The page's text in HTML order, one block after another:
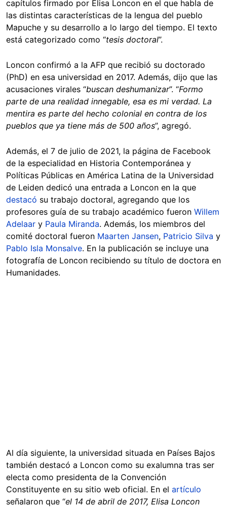
capítulos firmado por Elisa Loncon en el que habla de
las distintas características de la lengua del pueblo
Mapuche y su desarrollo a lo largo del tiempo. El texto
está categorizado como “tesis doctoral”.
Loncon confirmó a la AFP que recibió su doctorado
(PhD) en esa universidad en 2017. Además, dijo que las
acusaciones virales “buscan deshumanizar”. “Formo
parte de una realidad innegable, esa es mi verdad. La
mentira es parte del hecho colonial en contra de los
pueblos que ya tiene más de 500 años”, agregó.
Además, el 7 de julio de 2021, la página de Facebook
de la especialidad en Historia Contemporánea y
Políticas Públicas en América Latina de la Universidad
de Leiden dedicó una entrada a Loncon en la que
destacó su trabajo doctoral, agregando que los
profesores guía de su trabajo académico fueron Willem
Adelaar y Paula Miranda. Además, los miembros del
comité doctoral fueron Maarten Jansen, Patricio Silva y
Pablo Isla Monsalve. En la publicación se incluye una
fotografía de Loncon recibiendo su título de doctora en
Humanidades.
Al día siguiente, la universidad situada en Países Bajos
también destacó a Loncon como su exalumna tras ser
electa como presidenta de la Convención
Constituyente en su sitio web oficial. En el artículo
señalaron que “el 14 de abril de 2017, Elisa Loncon